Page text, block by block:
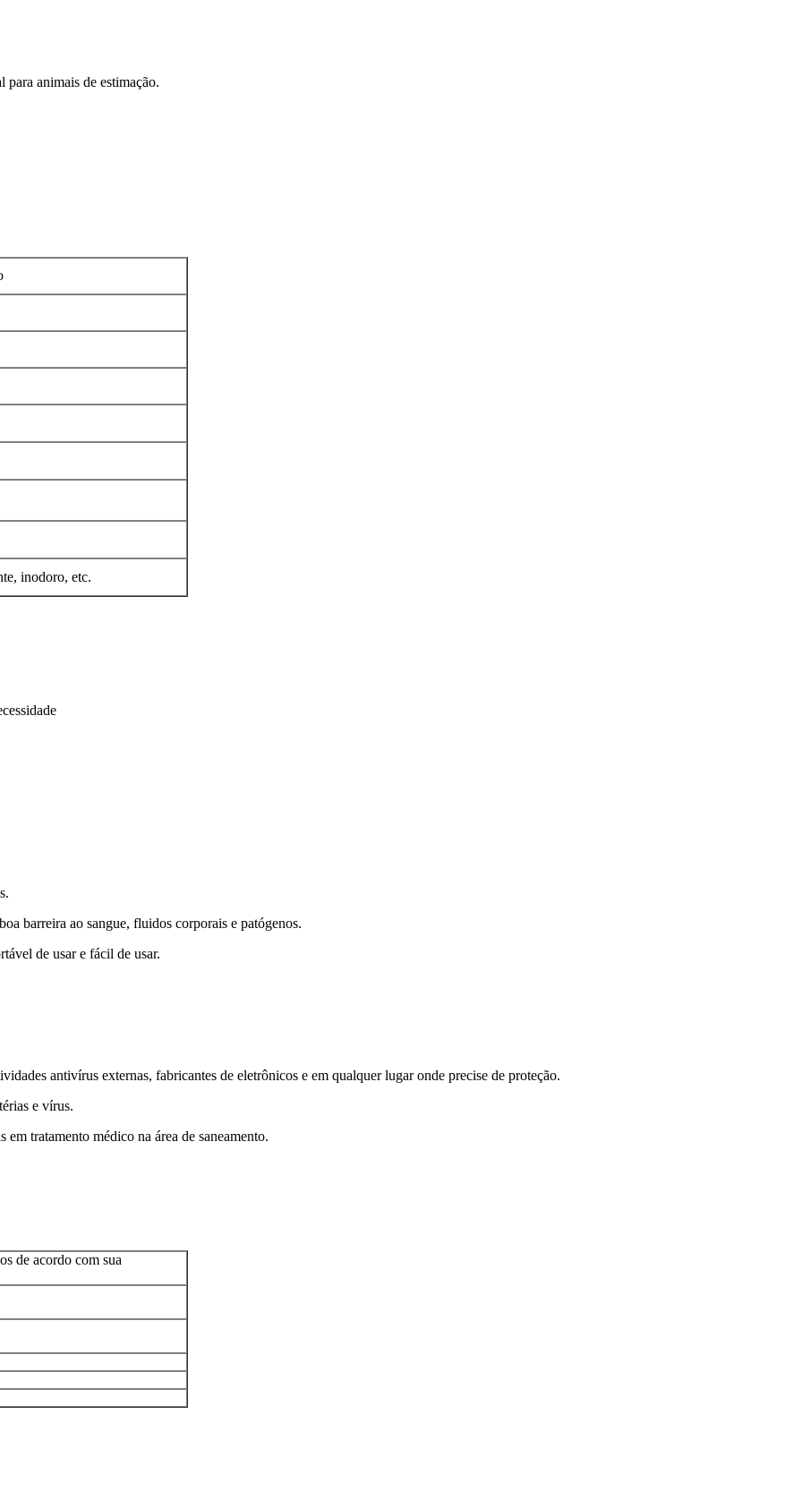
animais de estimação.
inodoro, etc.
barreira ao sangue, fluidos corporais e patógenos.
de usar e fácil de usar.
antivírus externas, fabricantes de eletrônicos e em qualquer lugar onde precise de proteção.
e vírus.
tratamento médico na área de saneamento.
de acordo com sua